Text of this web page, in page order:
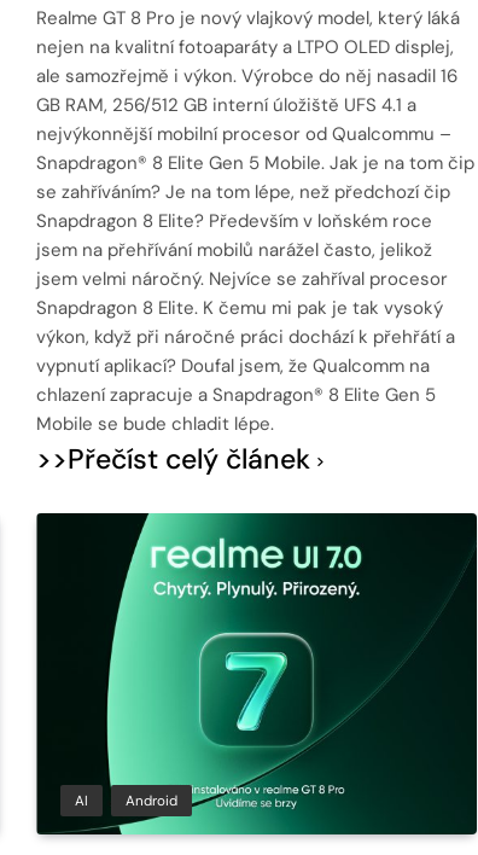
Realme GT 8 Pro je nový vlajkový model, který láká
nejen na kvalitní fotoaparáty a LTPO OLED displej,
ale samozřejmě i výkon. Výrobce do něj nasadil 16
GB RAM, 256/512 GB interní úložiště UFS 4.1 a
nejvýkonnější mobilní procesor od Qualcommu –
Snapdragon® 8 Elite Gen 5 Mobile. Jak je na tom čip
se zahříváním? Je na tom lépe, než předchozí čip
Snapdragon 8 Elite? Především v loňském roce
jsem na přehřívání mobilů narážel často, jelikož
jsem velmi náročný. Nejvíce se zahříval procesor
Snapdragon 8 Elite. K čemu mi pak je tak vysoký
výkon, když při náročné práci dochází k přehřátí a
vypnutí aplikací? Doufal jsem, že Qualcomm na
chlazení zapracuje a Snapdragon® 8 Elite Gen 5
Mobile se bude chladit lépe.
>>Přečíst celý článek
AI Android